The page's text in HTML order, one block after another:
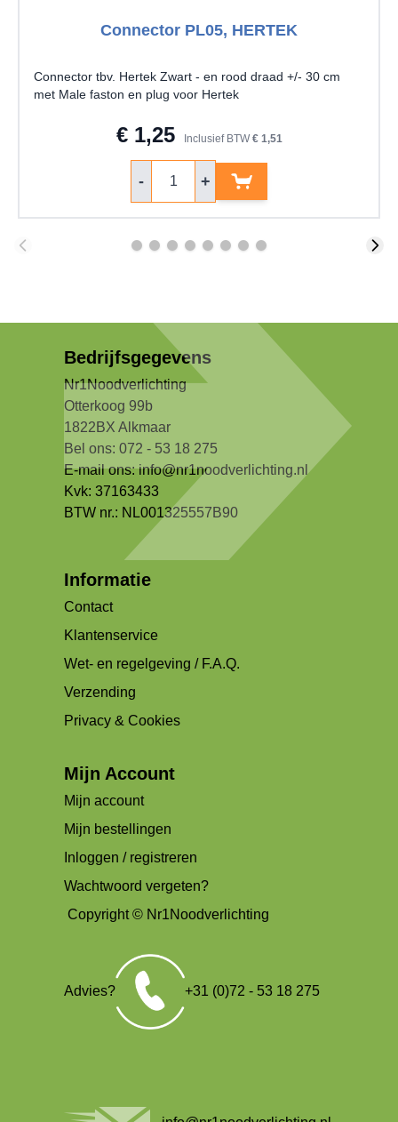
Connector PL05, HERTEK
Connector tbv. Hertek Zwart - en rood draad +/- 30 cm
met Male faston en plug voor Hertek
€ 1,25 Inclusief BTW € 1,51
- +
Bedrijfsgegevens
Nr1Noodverlichting
Otterkoog 99b
1822BX Alkmaar
Bel ons: 072 - 53 18 275
E-mail ons:info@nr1noodverlichting.nl
Kvk: 37163433
BTW nr.: NL001325557B90
Informatie
Contact
Klantenservice
Wet- en regelgeving / F.A.Q.
Verzending
Privacy & Cookies
Mijn Account
Mijn account
Mijn bestellingen
Inloggen / registreren
Wachtwoord vergeten?
Copyright © Nr1Noodverlichting
Advies? +31 (0)72 - 53 18 275